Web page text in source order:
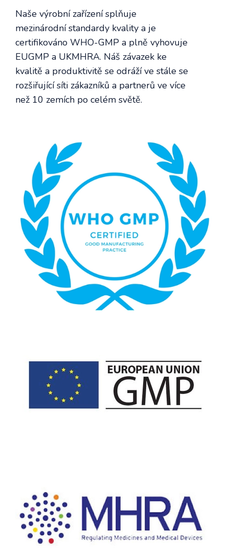
Naše výrobní zařízení splňuje
mezinárodní standardy kvality a je
certifikováno WHO-GMP a plně vyhovuje
EUGMP a UKMHRA. Náš závazek ke
kvalitě a produktivitě se odráží ve stále se
rozšiřující síti zákazníků a partnerů ve více
než 10 zemích po celém světě.